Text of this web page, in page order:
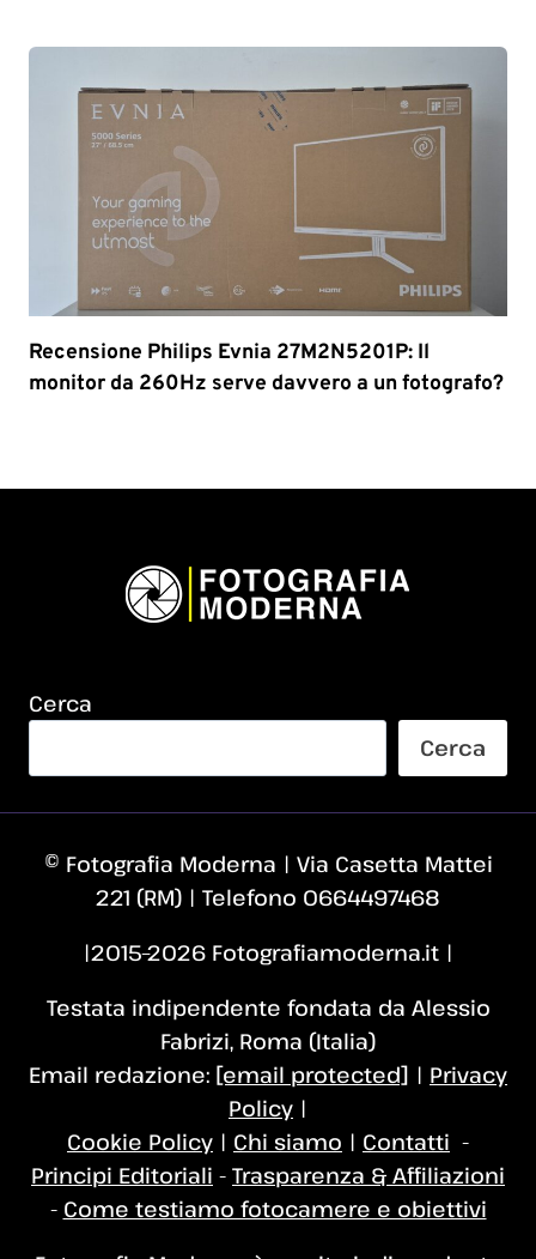
Recensione Philips Evnia 27M2N5201P: Il
monitor da 260Hz serve davvero a un fotografo?
Cerca
Cerca
© Fotografia Moderna | Via Casetta Mattei
221 (RM) | Telefono 0664497468
|2015–2026 Fotografiamoderna.it |
Testata indipendente fondata da Alessio
Fabrizi, Roma (Italia)
Email redazione: [email protected] | Privacy
Policy |
Cookie Policy | Chi siamo | Contatti -
Principi Editoriali - Trasparenza & Affiliazioni
- Come testiamo fotocamere e obiettivi